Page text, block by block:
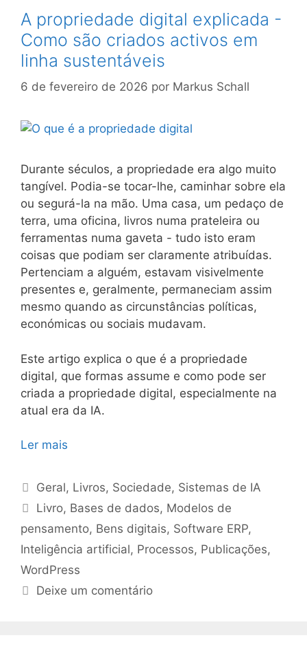
A propriedade digital explicada -
Como são criados activos em
linha sustentáveis
6 de fevereiro de 2026 por Markus Schall
Durante séculos, a propriedade era algo muito
tangível. Podia-se tocar-lhe, caminhar sobre ela
ou segurá-la na mão. Uma casa, um pedaço de
terra, uma oficina, livros numa prateleira ou
ferramentas numa gaveta - tudo isto eram
coisas que podiam ser claramente atribuídas.
Pertenciam a alguém, estavam visivelmente
presentes e, geralmente, permaneciam assim
mesmo quando as circunstâncias políticas,
económicas ou sociais mudavam.
Este artigo explica o que é a propriedade
digital, que formas assume e como pode ser
criada a propriedade digital, especialmente na
atual era da IA.
Ler mais
Categorias
Geral, Livros, Sociedade, Sistemas de IA
Etiquetas
Livro, Bases de dados, Modelos de
pensamento, Bens digitais, Software ERP,
Inteligência artificial, Processos, Publicações,
WordPress
Deixe um comentário